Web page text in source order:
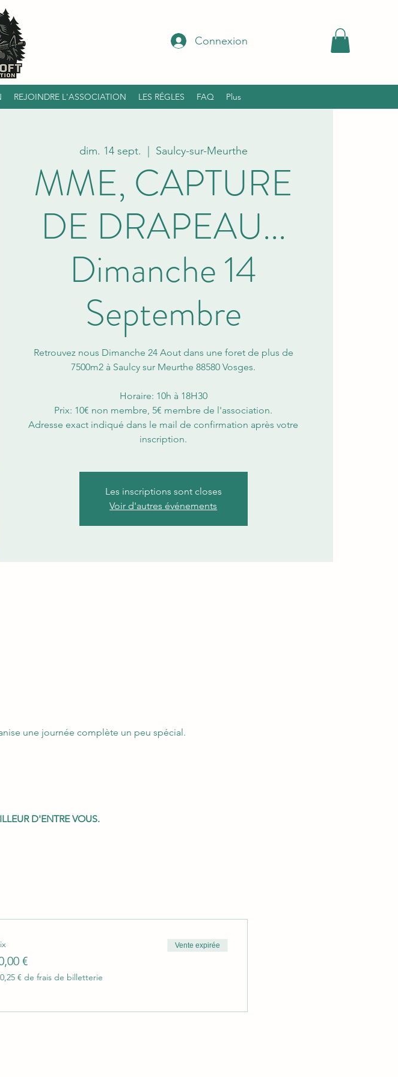
Connexion
REJOINDRE L'ASSOCIATION LES RÉGLES FAQ Plus
dim. 14 sept.
  |
Saulcy-sur-Meurthe
MME, CAPTURE
DE DRAPEAU...
Dimanche 14
Septembre
Retrouvez nous Dimanche 24 Aout dans une foret de plus de
7500m2 à Saulcy sur Meurthe 88580 Vosges.
Horaire: 10h à 18H30
Prix: 10€ non membre, 5€ membre de l'association.
Adresse exact indiqué dans le mail de confirmation après votre
inscription.
Les inscriptions sont closes
Voir d'autres événements
une journée complète un peu spécial.
D'ENTRE VOUS.
€
€ de frais de billetterie
Vente expirée